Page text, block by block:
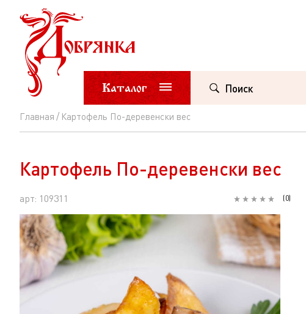
Каталог Поиск
Главная Картофель По-деревенски вес
Картофель
По-
деревенски
вес
Картофель По-деревенски вес
арт: 109311 (0)